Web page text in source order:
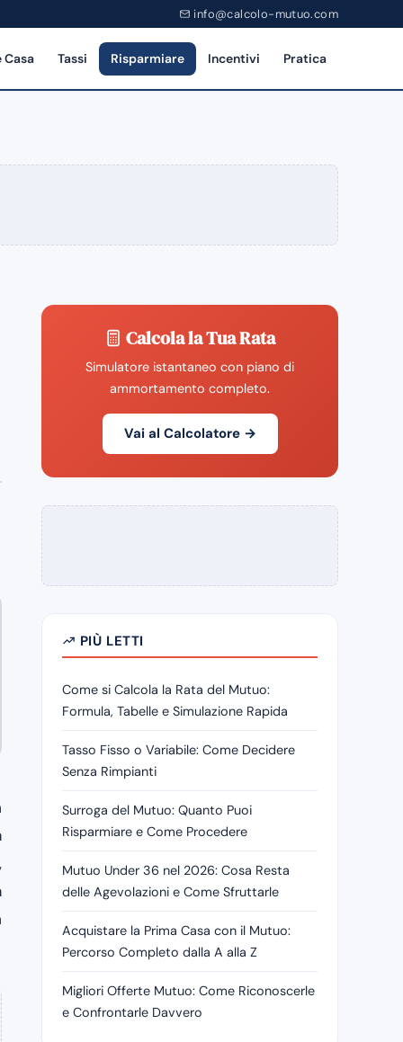
info@calcolo-mutuo.com
Casa Tassi Risparmiare Incentivi Pratica
Calcola la Tua Rata
Simulatore istantaneo con piano di
ammortamento completo.
Vai al Calcolatore →
PIÙ LETTI
Come si Calcola la Rata del Mutuo:
Formula, Tabelle e Simulazione Rapida
Tasso Fisso o Variabile: Come Decidere
Senza Rimpianti
Surroga del Mutuo: Quanto Puoi
Risparmiare e Come Procedere
Mutuo Under 36 nel 2026: Cosa Resta
delle Agevolazioni e Come Sfruttarle
Acquistare la Prima Casa con il Mutuo:
Percorso Completo dalla A alla Z
Migliori Offerte Mutuo: Come Riconoscerle
e Confrontarle Davvero